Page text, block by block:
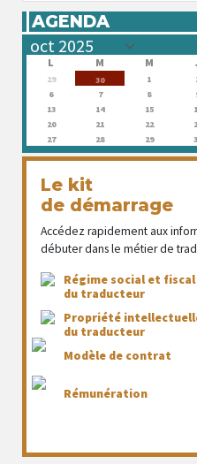
AGENDA
L M M
29 30 1
6
7 8
13
14 15
20
21 22
27
28 29
Le kit
de démarrage
Accédez rapidement aux
débuter dans le métier de
Régime social et fiscal
du traducteur
Propriété
du traducteur
Modèle de contrat
Rémunération